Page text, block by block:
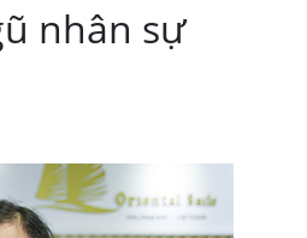
nhân sự